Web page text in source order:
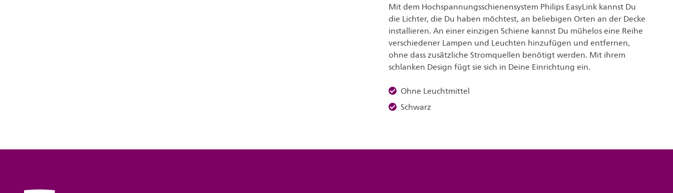
Mit dem Hochspannungsschienensystem Philips EasyLink kannst Du
die Lichter, die Du haben möchtest, an beliebigen Orten an der Decke
installieren. An einer einzigen Schiene kannst Du mühelos eine Reihe
verschiedener Lampen und Leuchten hinzufügen und entfernen,
ohne dass zusätzliche Stromquellen benötigt werden. Mit ihrem
schlanken Design fügt sie sich in Deine Einrichtung ein.
Ohne Leuchtmittel
Schwarz